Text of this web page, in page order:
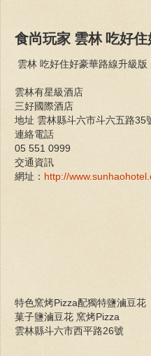
食尚玩家 雲林 吃好
雲林 吃好住好豪華路線升級版
雲林有星級酒店
三好國際酒店
地址 雲林縣斗六市斗六五路35
連絡電話
05 551 0999
交通資訊
網址： http://
特色窯烤Pizza配獨特鹽滷豆花
菓子鹽滷豆花 窯烤Pizza
雲林縣斗六市西平路26號